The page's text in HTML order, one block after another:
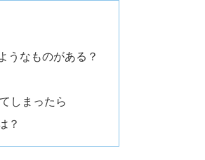
うなものがある？
しまったら
？